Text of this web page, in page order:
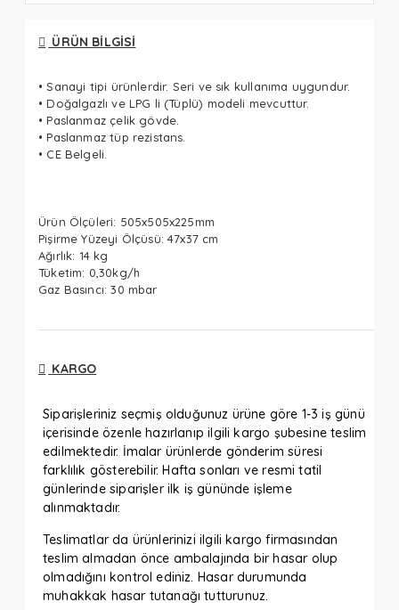
ÜRÜN BILGISI
• Sanayi tipi ürünlerdir. Seri ve sık kullanıma uygundur.
• Doğalgazlı ve LPG li (Tüplü) modeli mevcuttur.
• Paslanmaz çelik gövde.
• Paslanmaz tüp rezistans.
• CE Belgeli.
Ürün Ölçüleri: 505x505x225mm
Pişirme Yüzeyi Ölçüsü: 47x37 cm
Ağırlık: 14 kg
Tüketim: 0,30kg/h
Gaz Basıncı: 30 mbar
KARGO
Siparişleriniz seçmiş olduğunuz ürüne göre 1-3 iş günü
içerisinde özenle hazırlanıp ilgili kargo şubesine teslim
edilmektedir. İmalar ürünlerde gönderim süresi
farklılık gösterebilir. Hafta sonları ve resmi tatil
günlerinde siparişler ilk iş gününde işleme
alınmaktadır.
Teslimatlar da ürünlerinizi ilgili kargo firmasından
teslim almadan önce ambalajında bir hasar olup
olmadığını kontrol ediniz. Hasar durumunda
muhakkak hasar tutanağı tutturunuz.